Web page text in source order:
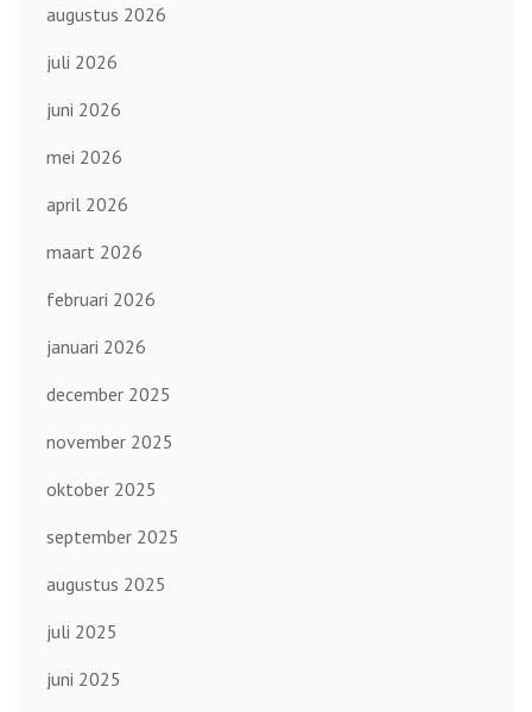
augustus 2026
juli 2026
juni 2026
mei 2026
april 2026
maart 2026
februari 2026
januari 2026
december 2025
november 2025
oktober 2025
september 2025
augustus 2025
juli 2025
juni 2025